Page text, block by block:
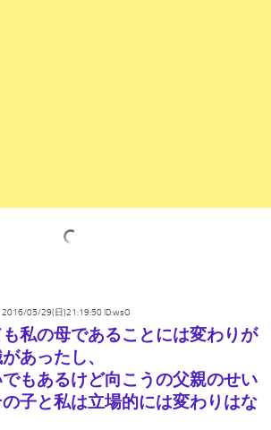
2016/05/29(日)21:19:50 ID:wsO
私の母であることには変わりが
あったし、
もあるけど向こうの父親のせい
子と私は立場的には変わりはな